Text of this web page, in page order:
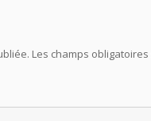
Les champs